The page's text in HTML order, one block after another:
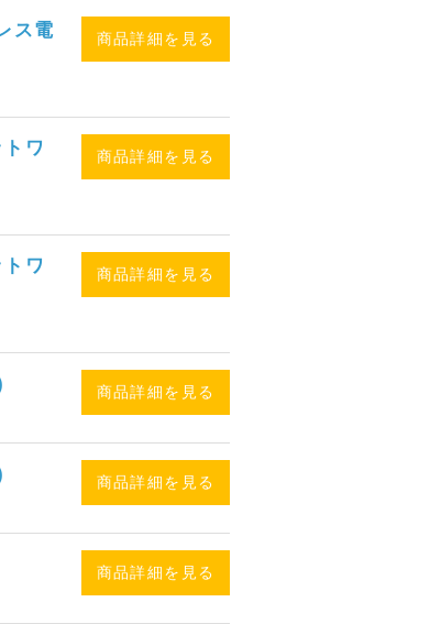
ス電
商品詳細を見る
ワ
商品詳細を見る
ワ
商品詳細を見る
商品詳細を見る
商品詳細を見る
商品詳細を見る